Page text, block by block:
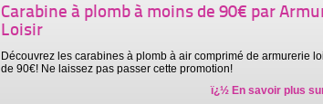
Carabine à plomb à moins de 90€ par
Loisir
Découvrez les carabines à plomb à air comprimé de armurerie
de 90€! Ne laissez pas passer cette promotion!
ï¿½ En savoir plus